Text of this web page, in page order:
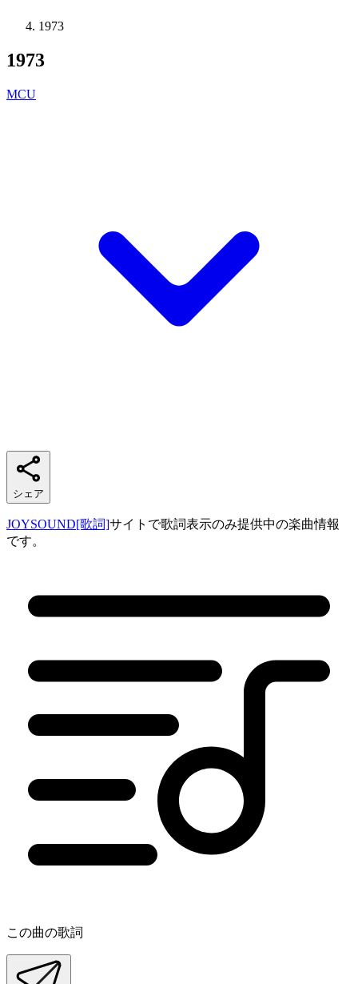
1973
1973
MCU
シェア
JOYSOUND[歌詞]サイトで歌詞表示のみ提供中の楽曲情報
です。
この曲の歌詞